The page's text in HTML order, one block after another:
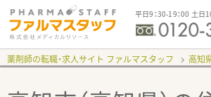
平日9：30-19：00 土日
薬剤師の転職・求人サイト ファルマスタッフ 高知